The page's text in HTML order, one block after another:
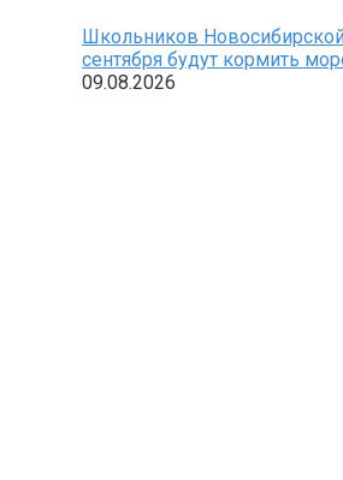
Школьников Новосибирской
сентября будут кормить
09.08.2026